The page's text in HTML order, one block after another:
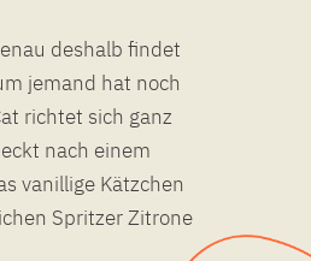
deshalb findet
jemand hat noch
richtet sich ganz
nach einem
vanillige Kätzchen
Spritzer Zitrone
eine erfrischende
6 % sind die Copy
auf Dauer im